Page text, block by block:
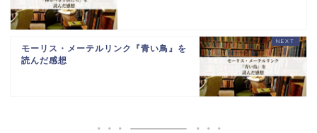
モーリス・メーテルリンク『青い鳥』を
読んだ感想